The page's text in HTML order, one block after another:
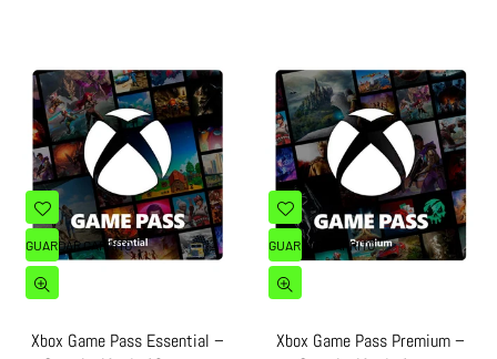
GUARDAR CARRITO
Xbox Game Pass Essential –
GUARDAR CARRITO
Xbox Game Pass Premium –